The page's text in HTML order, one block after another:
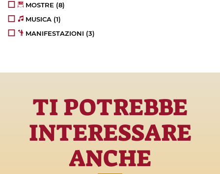
MOSTRE (8)
MUSICA (1)
MANIFESTAZIONI (3)
TI POTREBBE
INTERESSARE
ANCHE